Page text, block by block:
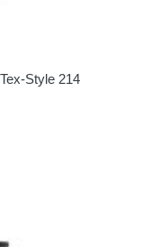
Style 214